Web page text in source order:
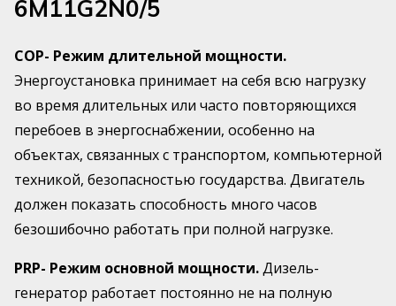
6M11G2N0/5
COP- Режим длительной мощности.
Энергоустановка принимает на себя всю нагрузку
во время длительных или часто повторяющихся
перебоев в энергоснабжении, особенно на
объектах, связанных с транспортом, компьютерной
техникой, безопасностью государства. Двигатель
должен показать способность много часов
безошибочно работать при полной нагрузке.
PRP- Режим основной мощности.Дизель-
генератор работает постоянно не на полную